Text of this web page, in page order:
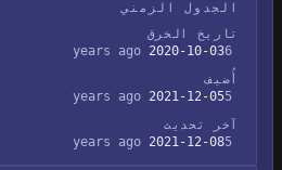
الجدول الزمني
تاريخ الخرق
2020-10-03
أُضيف
2021-12-05
آخر تحديث
2021-12-08